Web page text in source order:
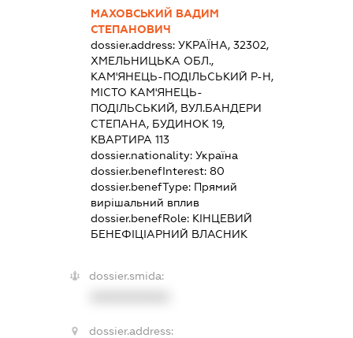
МАХОВСЬКИЙ ВАДИМ
СТЕПАНОВИЧ
dossier.address:УКРАЇНА, 32302,
ХМЕЛЬНИЦЬКА ОБЛ.,
КАМ'ЯНЕЦЬ-ПОДІЛЬСЬКИЙ Р-Н,
МІСТО КАМ'ЯНЕЦЬ-
ПОДІЛЬСЬКИЙ, ВУЛ.БАНДЕРИ
СТЕПАНА, БУДИНОК 19,
КВАРТИРА 113
dossier.nationality:Україна
dossier.benefInterest:80
dossier.benefType: Прямий
вирішальний вплив
dossier.benefRole: КІНЦЕВИЙ
БЕНЕФІЦІАРНИЙ ВЛАСНИК
dossier.smida:
dossier.address: